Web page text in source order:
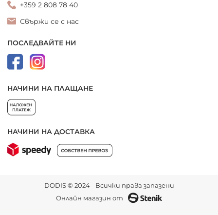
+359 2 808 78 40
Свържи се с нас
ПОСЛЕДВАЙТЕ НИ
НАЧИНИ НА ПЛАЩАНЕ
НАЧИНИ НА ДОСТАВКА
DODIS © 2024 - Всички права запазени
Онлайн магазин от